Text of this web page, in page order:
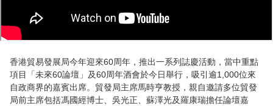
香港貿易發展局今年迎來60周年，推出一系列誌慶活動，當中重點
項目「未來60論壇」及60周年酒會於今日舉行，吸引逾1,000位來
自政商界的嘉賓出席。貿發局主席馬時亨教授，親自邀請多位貿發
局前主席包括馮國經博士、吳光正、蘇澤光及羅康瑞擔任論壇嘉